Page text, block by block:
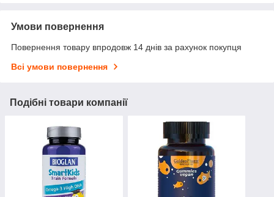
Умови повернення
Повернення товару впродовж 14 днів за рахунок покупця
Всі умови повернення
Подібні товари компанії